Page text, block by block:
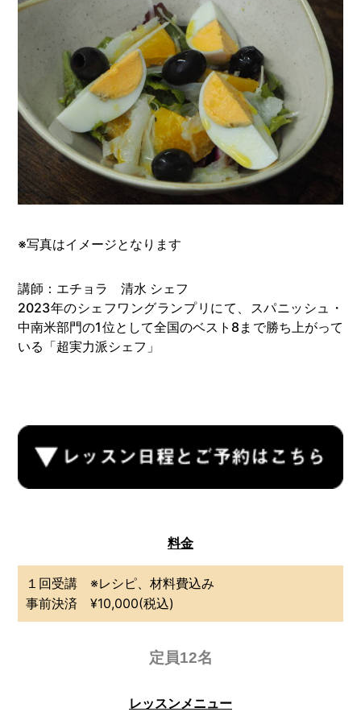
※写真はイメージとなります
講師：エチョラ 清水 シェフ
2023年のシェフワングランプリにて、スパニッシュ・
中南米部門の1位として全国のベスト8まで勝ち上がって
いる「超実力派シェフ」
料金
１回受講 ※レシピ、材料費込み
事前決済 ¥10,000(税込)
定員12名
レッスンメニュー